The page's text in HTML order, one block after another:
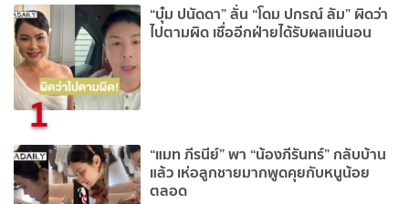
1
“บุ๋ม ปนัดดา” ลั่น “โดม ปกรณ์ ลัม” ผิดว่า
ไปตามผิด เชื่ออีกฝ่ายได้รับผลแน่นอน
“แมท ภีรนีย์” พา “น้องภีรันทร์” กลับบ้าน
แล้ว เห่อลูกชายมากพูดคุยกับหนูน้อย
ตลอด